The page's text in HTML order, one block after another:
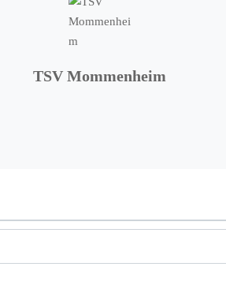
TSV Mommenheim